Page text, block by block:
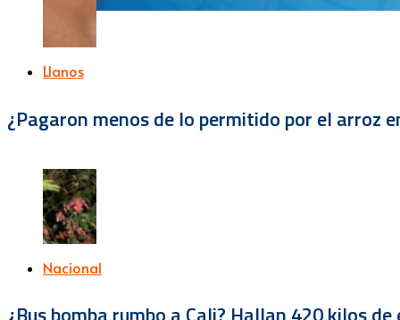
Llanos
¿Pagaron menos de lo permitido por el arroz
Nacional